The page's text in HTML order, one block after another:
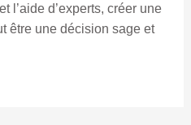
l’aide d’experts, créer une
être une décision sage et